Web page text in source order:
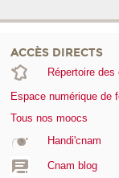
ACCÈS DIRECTS
Répertoire des
Espace numérique de
Tous nos moocs
Handi'cnam
Cnam blog